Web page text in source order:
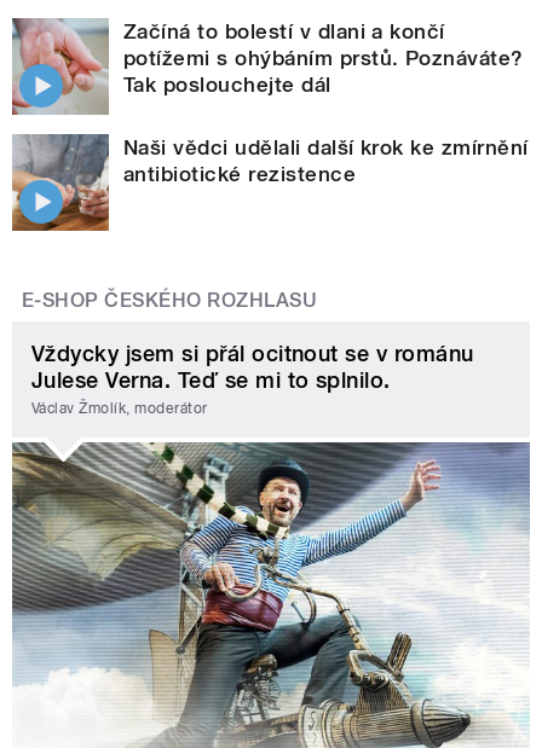
Začíná to bolestí v dlani a končí
potížemi s ohýbáním prstů. Poznáváte?
Tak poslouchejte dál
Naši vědci udělali další krok ke zmírnění
antibiotické rezistence
E-SHOP ČESKÉHO ROZHLASU
Vždycky jsem si přál ocitnout se v románu
Julese Verna. Teď se mi to splnilo.
Václav Žmolík, moderátor